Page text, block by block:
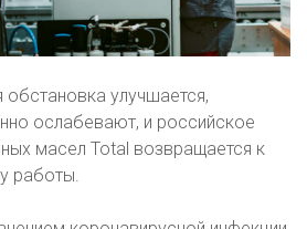
улучшается,
ослабевают, и российское
масел Total возвращается к
работы.